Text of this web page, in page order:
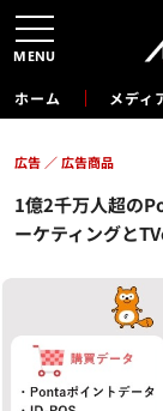
ホーム メディ
1億2千万人超の
ーケティングと
広告 広告商品
MENU